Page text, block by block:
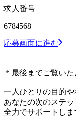
求人番号
6784568
応募画面に進む
＊最後までご覧い
一人ひとりの目的
あなたの次のステ
全力でサポートし